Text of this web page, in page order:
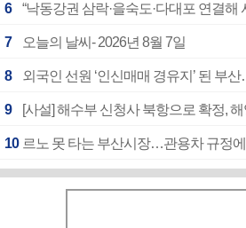
6 “낙동강권 삼락·을숙도·다대포 연결해
7 오늘의 날씨- 2026년 8월 7일
8 외국인 선원 ‘인신매매 경유지’ 된 부
9 [사설] 해수부 신청사 북항으로 확정,
10 르노 못 타는 부산시장…관용차 규정